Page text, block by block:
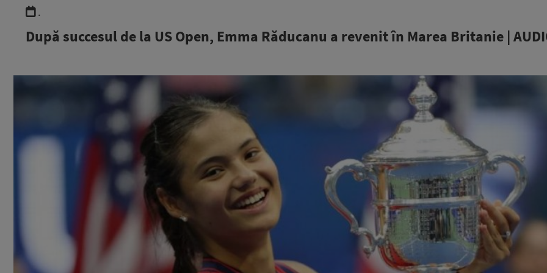
.
După succesul de la US Open, Emma Răducanu a revenit în Marea Britanie |